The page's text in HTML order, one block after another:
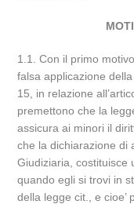
1.1. Con il primo
falsa applicazione
15, in relazione
premettono che la
assicura ai minori il
che la dichiarazione di
Giudiziaria, costituisce
quando egli si trovi in
della legge cit., e cioe’